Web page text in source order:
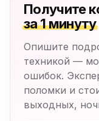
Получите
за 1 минуту
Опишите
техникой —
ошибок.
поломки и
выходных,